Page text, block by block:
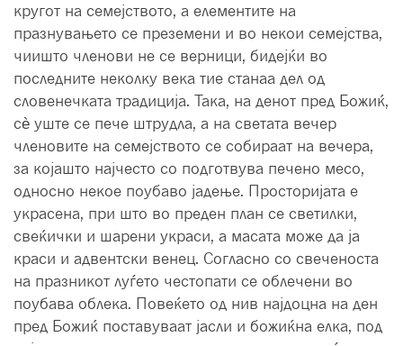
кругот на семејството, а елементите на
празнувањето се преземени и во некои семејства,
чиишто членови не се верници, бидејќи во
последните неколку века тие станаа дел од
словенечката традиција. Така, на денот пред Божиќ,
сè уште се пече штрудла, а на светата вечер
членовите на семејството се собираат на вечера,
за којашто најчесто со подготвува печено месо,
односно некое поубаво јадење. Просторијата е
украсена, при што во преден план се светилки,
свеќички и шарени украси, а масата може да ја
краси и адвентски венец. Согласно со свеченоста
на празникот луѓето честопати се облечени во
поубава облека. Повеќето од нив најдоцна на ден
пред Божиќ поставуваат јасли и божиќна елка, под